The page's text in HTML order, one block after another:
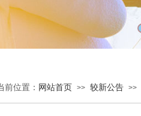
前位置： 网站首页 >> 较新公告 >>